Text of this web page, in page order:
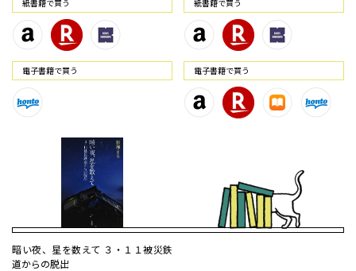
紙書籍で買う
電⼦書籍で買う
紙書籍で買う
電⼦書籍で買う
暗い夜、星を数えて ３・１１被災鉄
道からの脱出